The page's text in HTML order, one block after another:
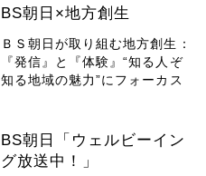
BS朝日×地方創生
ＢＳ朝日が取り組む地方創生：
『発信』と『体験』“知る人ぞ
知る地域の魅力”にフォーカス
BS朝日「ウェルビーイン
グ放送中！」